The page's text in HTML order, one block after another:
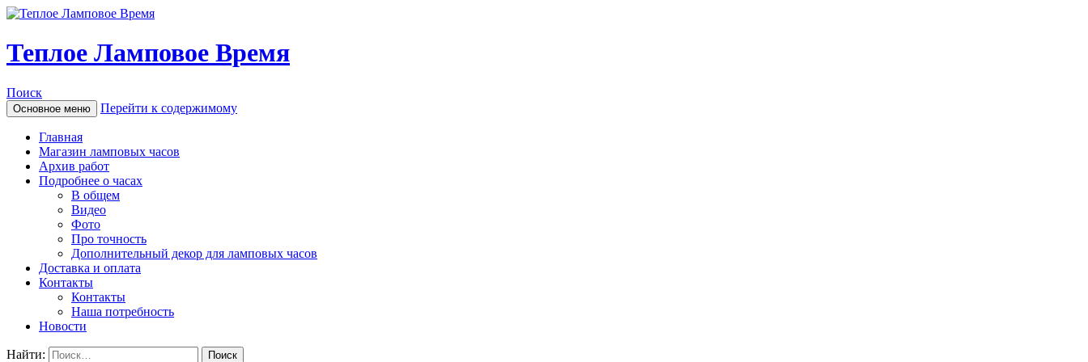
Теплое Ламповое Время
Поиск
Основное меню Перейти к содержимому
Главная
Магазин ламповых часов
Архив работ
Подробнее о часах
В общем
Видео
Фото
Про точность
Дополнительный декор для ламповых часов
Доставка и оплата
Контакты
Контакты
Наша потребность
Новости
Найти: